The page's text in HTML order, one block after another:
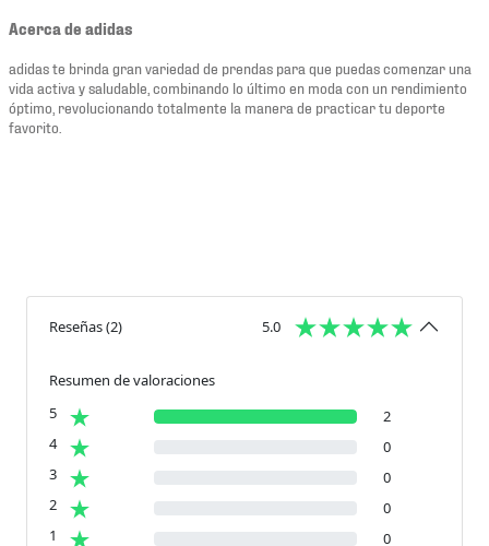
Acerca de adidas
adidas te brinda gran variedad de prendas para que puedas comenzar una
vida activa y saludable, combinando lo último en moda con un rendimiento
óptimo, revolucionando totalmente la manera de practicar tu deporte
favorito.
Reseñas(2) 5.0
Resumen de valoraciones
5
2
4
0
3
0
2
0
1
0